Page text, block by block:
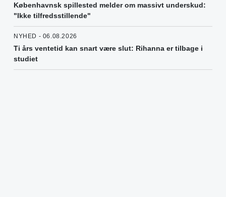
Københavnsk spillested melder om massivt underskud:
"Ikke tilfredsstillende"
NYHED - 06.08.2026
Ti års ventetid kan snart være slut: Rihanna er tilbage i
studiet